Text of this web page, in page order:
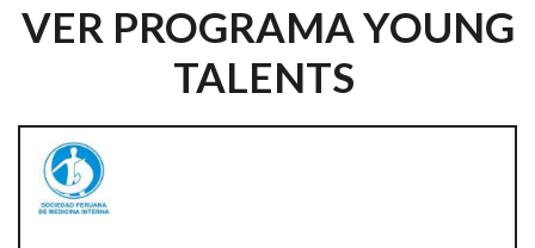
VER PROGRAMA YOUNG
TALENTS